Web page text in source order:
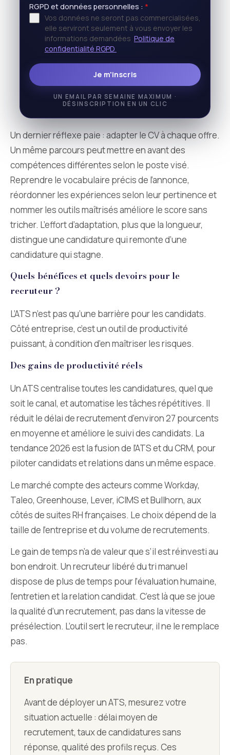
RGPD et données personnelles : *
Vos données ne seront pas commercialisées,
elle serviront seulement à vous envoyer les
informations demandées Politique de
confidentialité RGPD
Je m'inscris
UN EMAIL PAR SEMAINE MAXIMUM ·
DÉSINSCRIPTION EN UN CLIC
Un dernier réflexe paie : adapter le CV à chaque offre.
Un même parcours peut mettre en avant des
compétences différentes selon le poste visé.
Reprendre le vocabulaire précis de l’annonce,
réordonner les expériences selon leur pertinence et
nommer les outils maîtrisés améliore le score sans
tricher. L’effort d’adaptation, plus que la longueur,
distingue une candidature qui remonte d’une
candidature qui stagne.
Quels bénéfices et quels devoirs pour le
recruteur ?
L’ATS n’est pas qu’une barrière pour les candidats.
Côté entreprise, c’est un outil de productivité
puissant, à condition d’en maîtriser les risques.
Des gains de productivité réels
Un ATS centralise toutes les candidatures, quel que
soit le canal, et automatise les tâches répétitives. Il
réduit le délai de recrutement d’environ 27 pourcents
en moyenne et améliore le suivi des candidats. La
tendance 2026 est la fusion de l’ATS et du CRM, pour
piloter candidats et relations dans un même espace.
Le marché compte des acteurs comme Workday,
Taleo, Greenhouse, Lever, iCIMS et Bullhorn, aux
côtés de suites RH françaises. Le choix dépend de la
taille de l’entreprise et du volume de recrutements.
Le gain de temps n’a de valeur que s’il est réinvesti au
bon endroit. Un recruteur libéré du tri manuel
dispose de plus de temps pour l’évaluation humaine,
l’entretien et la relation candidat. C’est là que se joue
la qualité d’un recrutement, pas dans la vitesse de
présélection. L’outil sert le recruteur, il ne le remplace
pas.
En pratique
Avant de déployer un ATS, mesurez votre
situation actuelle : délai moyen de
recrutement, taux de candidatures sans
réponse, qualité des profils reçus. Ces